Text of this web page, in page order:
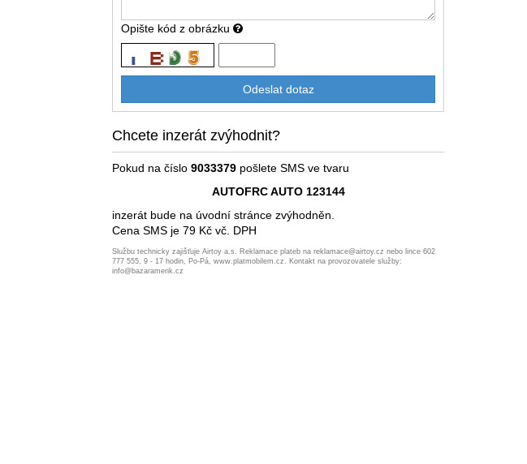
Opište kód z obrázku
Chcete inzerát zvýhodnit?
Pokud na číslo9033379 pošlete SMS ve tvaru
AUTOFRC AUTO 123144
inzerát bude na úvodní stránce zvýhodněn.
Cena SMS je 79 Kč vč. DPH
Službu technicky zajišťuje Airtoy a.s. Reklamace plateb na reklamace@airtoy.cz nebo lince 602
777 555, 9 - 17 hodin, Po-Pá, www.platmobilem.cz. Kontakt na provozovatele služby:
info@bazaramerik.cz